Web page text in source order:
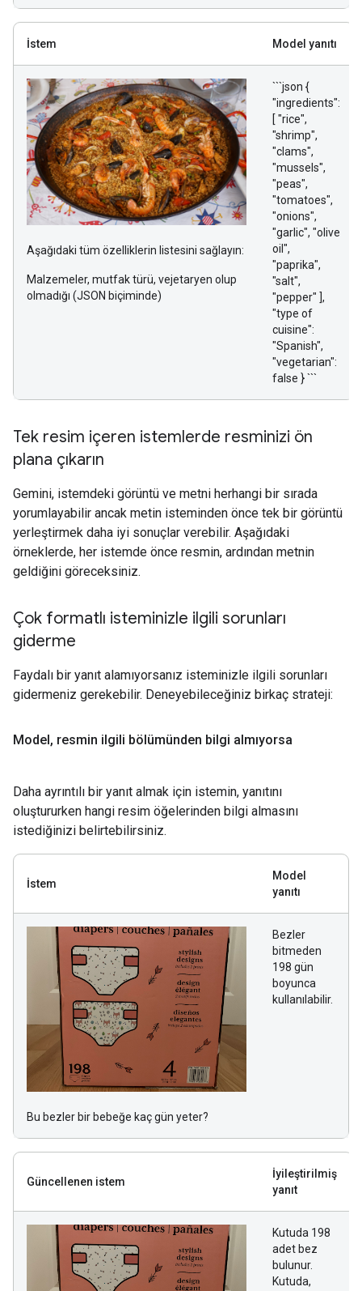
İstem Model yanıtı
Aşağıdaki tüm özelliklerin listesini sağlayın:
Malzemeler, mutfak türü, vejetaryen olup
olmadığı (JSON biçiminde)
```json {
"ingredients":
[ "rice",
"shrimp",
"clams",
"mussels",
"peas",
"tomatoes",
"onions",
"garlic", "olive
oil",
"paprika",
"salt",
"pepper" ],
"type of
cuisine":
"Spanish",
"vegetarian":
false } ```
Tek resim içeren istemlerde resminizi ön
plana çıkarın
Gemini, istemdeki görüntü ve metni herhangi bir sırada
yorumlayabilir ancak metin isteminden önce tek bir görüntü
yerleştirmek daha iyi sonuçlar verebilir. Aşağıdaki
örneklerde, her istemde önce resmin, ardından metnin
geldiğini göreceksiniz.
Çok formatlı isteminizle ilgili sorunları
giderme
Faydalı bir yanıt alamıyorsanız isteminizle ilgili sorunları
gidermeniz gerekebilir. Deneyebileceğiniz birkaç strateji:
Model, resmin ilgili bölümünden bilgi almıyorsa
Daha ayrıntılı bir yanıt almak için istemin, yanıtını
oluştururken hangi resim öğelerinden bilgi almasını
istediğinizi belirtebilirsiniz.
İstem
Model
yanıtı
Bu bezler bir bebeğe kaç gün yeter?
Bezler
bitmeden
198 gün
boyunca
kullanılabilir.
Güncellenen istem
İyileştirilmiş
yanıt
Kutuda 198
adet bez
bulunur.
Kutuda,